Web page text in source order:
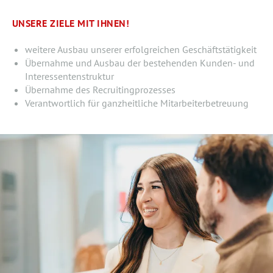
UNSERE ZIELE MIT IHNEN!
weitere Ausbau unserer erfolgreichen Geschäftstätigkeit
Übernahme und Ausbau der bestehenden Kunden- und
Interessentenstruktur
Übernahme des Recruitingprozesses
Verantwortlich für ganzheitliche Mitarbeiterbetreuung